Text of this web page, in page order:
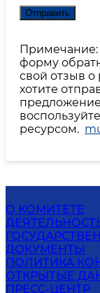
Отправить
Примечание:
форму
свой отзыв о
хотите
ресурсом.
О КОМИТЕТЕ
ДОКУМЕНТЫ
ПОЛИТИКА
ОТКРЫТЫЕ
ПРЕСС-ЦЕНТР